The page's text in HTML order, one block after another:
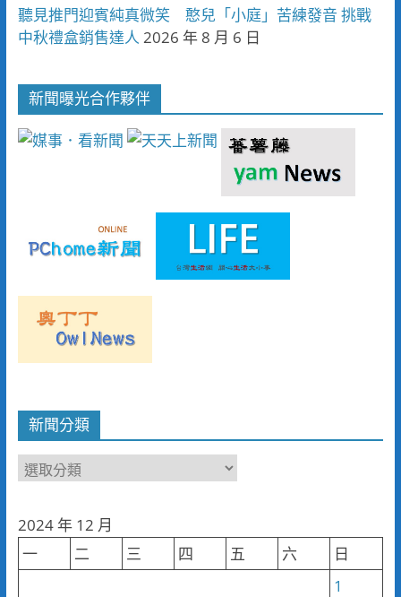
聽見推門迎賓純真微笑 憨兒「小庭」苦練發音 挑戰
中秋禮盒銷售達人 2026 年 8 月 6 日
新聞曝光合作夥伴
新聞分類
新
類
2024 年 12 月
一
二 三 四 五 六
日
1